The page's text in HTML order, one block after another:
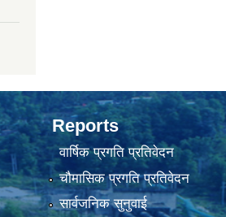
Reports
वार्षिक प्रगति प्रतिवेदन
चौमासिक प्रगति प्रतिवेदन
सार्वजनिक सुनुवाई